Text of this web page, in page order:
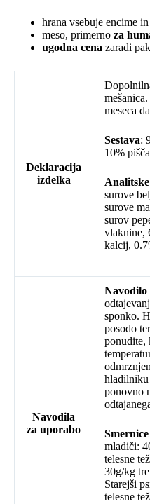
hrana vsebuje encime
meso, primerno za
ugodna cena zaradi
Deklaracija
izdelka
meseca
Sestava:
10%
surove
surove
surov
vlaknine,
kalcij,
Navodila
za uporabo
Navodilo
sponko.
posodo
ponudite,
ponovno
mladiči:
telesne
30g/kg
Starejši
telesne